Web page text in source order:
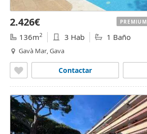
2.426€
136m2 3 Hab 1 Baño
Gavà Mar, Gava
Contactar
PREMIUM